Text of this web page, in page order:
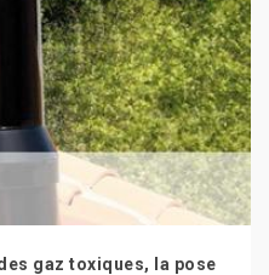
gaz toxiques, la pose